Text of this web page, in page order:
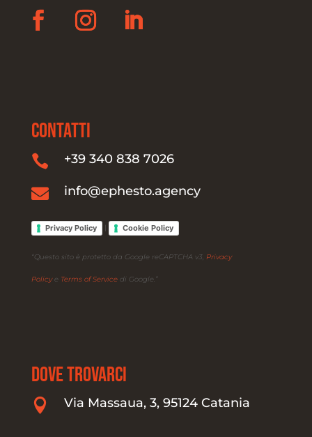
CONTATTI
 +39 340 838 7026
 info@ephesto.agency
Privacy Policy | Cookie Policy
“Questo sito è protetto da Google reCAPTCHA v3, Privacy
Policy e Terms of Service di Google.”
DOVE TROVARCI
 Via Massaua, 3, 95124 Catania